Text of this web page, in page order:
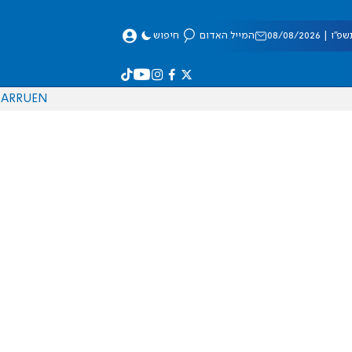
08/2026 המייל האדום חיפוש
EN
RU
AR